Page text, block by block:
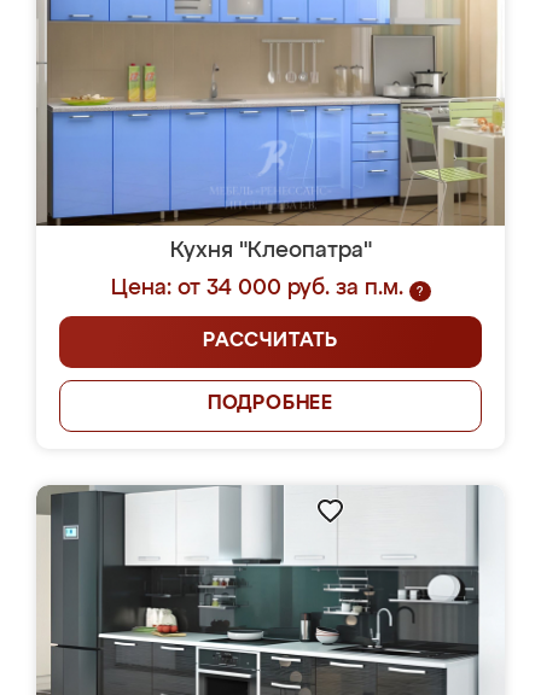
Кухня "Клеопатра"
Цена: от 34 000 руб. за п.м.
?
РАССЧИТАТЬ
ПОДРОБНЕЕ